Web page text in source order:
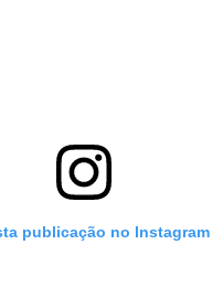
publicação no Instagram